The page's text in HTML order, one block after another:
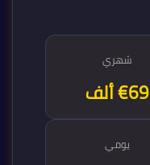
شهري
€69 ألف
يومي